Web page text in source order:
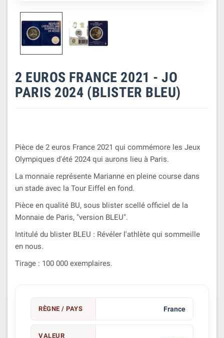
2 EUROS FRANCE 2021 - JO
PARIS 2024 (BLISTER BLEU)
Pièce de 2 euros France 2021 qui commémore les Jeux
Olympiques d'été 2024 qui aurons lieu à Paris.
La monnaie représente Marianne en pleine course dans
un stade avec la Tour Eiffel en fond.
Pièce en qualité BU, sous blister scellé officiel de la
Monnaie de Paris, "version BLEU".
Intitulé du blister BLEU : Révéler l'athlète qui sommeille
en nous.
Tirage : 100 000 exemplaires.
RÈGNE / PAYS France
VALEUR